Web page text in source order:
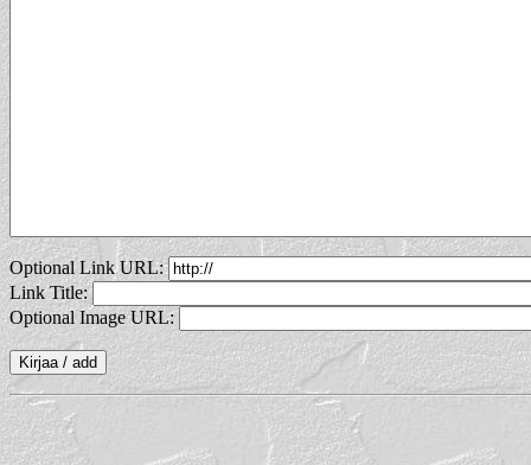
Optional Link URL:
Link Title:
Optional Image URL: